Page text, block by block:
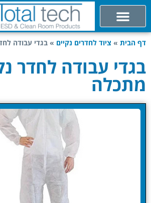
דף הבית » ציוד לחדרים נקיים » בגדי עבודה
בגדי עבודה לחדר
מתכלה